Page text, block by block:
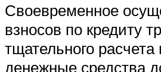
Своевременное
взносов по кредиту
тщательного
денежные средства